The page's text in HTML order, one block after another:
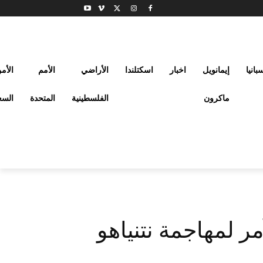
إيمانويل
ماكرون
اخبار اسكتلندا الأراضي
الفلسطينية
الأمم
المتحدة
لمهاجمة نتنياهو